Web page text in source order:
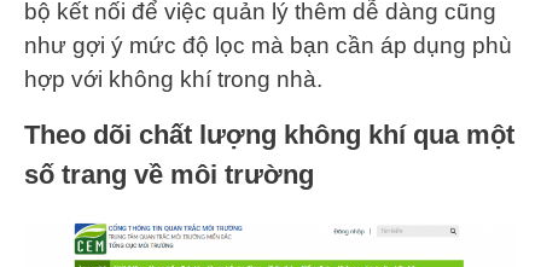
bộ kết nối để việc quản lý thêm dễ dàng cũng
như gợi ý mức độ lọc mà bạn cần áp dụng phù
hợp với không khí trong nhà.
Theo dõi chất lượng không khí qua một
số trang về môi trường